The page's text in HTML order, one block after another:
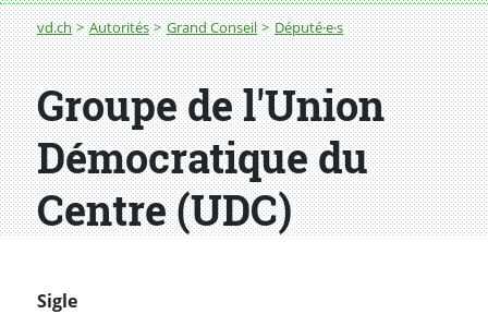
Fil d'Ariane
vd.ch Autorités Grand Conseil Député·e·s
Groupe de l'Union
Démocratique du
Centre (UDC)
Sigle